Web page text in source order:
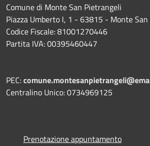
Comune di Monte San Pietrangeli
Piazza Umberto I, 1 - 63815 - Monte
Codice Fiscale: 81001270446
Partita IVA: 00395460447
PEC:
Centralino Unico: 0734969125
Prenotazione appuntamento